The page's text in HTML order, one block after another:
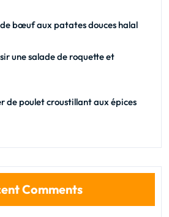
bœuf aux patates douces halal
une salade de roquette et
de poulet croustillant aux épices
Comments